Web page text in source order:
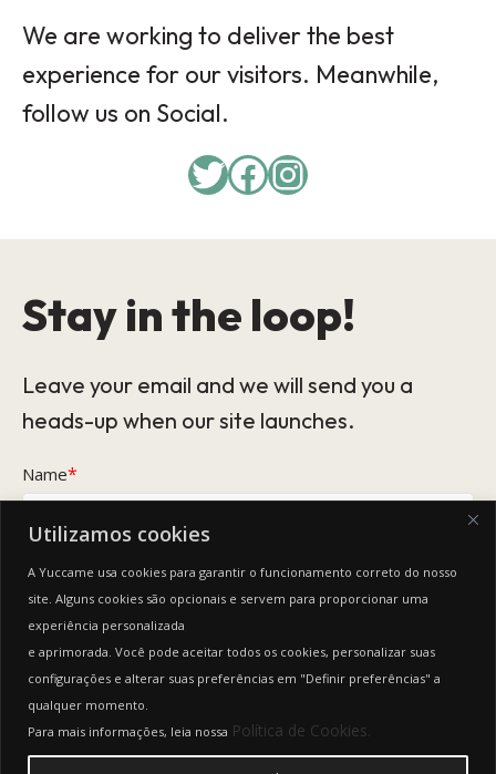
Utilizamos cookies
A Yuccame usa cookies para garantir o funcionamento correto do nosso
site. Alguns cookies são opcionais e servem para proporcionar uma
experiência personalizada
e aprimorada. Você pode aceitar todos os cookies, personalizar suas
configurações e alterar suas preferências em "Definir preferências" a
qualquer momento.
Para mais informações, leia nossa Política de Cookies.
We are working to deliver the best
experience for our visitors. Meanwhile,
follow us on Social.
Stay in the loop!
Leave your email and we will send you a
heads-up when our site launches.
Name*
This form collects your name and email so that we can reach you
back. Check out ourPrivacy Policypage to fully understand how we
protect and manage your submitted data.
Keep me updated